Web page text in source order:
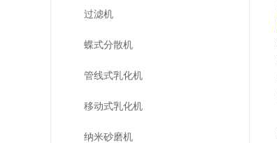
过滤机
蝶式分散机
管线式乳化机
移动式乳化机
纳米砂磨机